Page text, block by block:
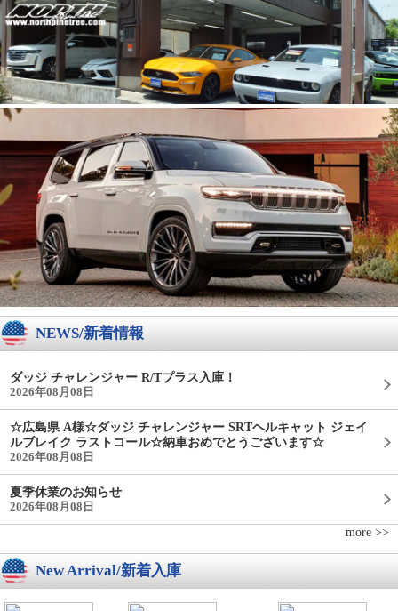
NEWS/新着情報
ダッジ チャレンジャー R/Tプラス入庫！
2026年08月08日
☆広島県 A様☆ダッジ チャレンジャー SRTヘルキャット ジェイ
ルブレイク ラストコール☆納車おめでとうございます☆
2026年08月08日
夏季休業のお知らせ
2026年08月08日
more >>
New Arrival/新着入庫